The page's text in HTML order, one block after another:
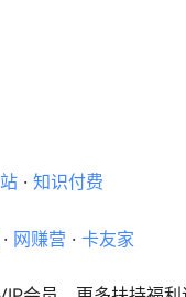
· 知识付费
· 网赚营 · 卡友家